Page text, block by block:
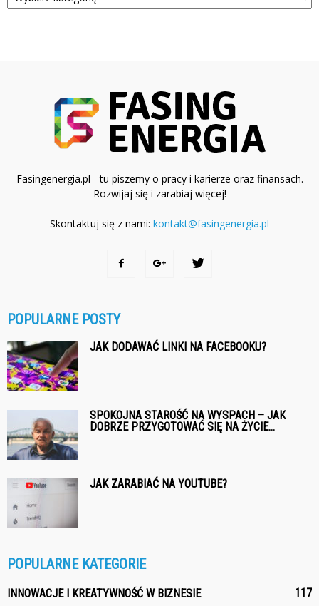
Fasingenergia.pl - tu piszemy o pracy i karierze oraz finansach.
Rozwijaj się i zarabiaj więcej!
Skontaktuj się z nami: kontakt@fasingenergia.pl
POPULARNE POSTY
JAK DODAWAĆ LINKI NA FACEBOOKU?
SPOKOJNA STAROŚĆ NA WYSPACH – JAK
DOBRZE PRZYGOTOWAĆ SIĘ NA ŻYCIE...
JAK ZARABIAĆ NA YOUTUBE?
POPULARNE KATEGORIE
INNOWACJE I KREATYWNOŚĆ W BIZNESIE 117